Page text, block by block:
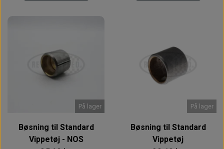
På lager
Bøsning til Standard
Vippetøj - NOS
På lager
Bøsning til Standard
Vippetøj